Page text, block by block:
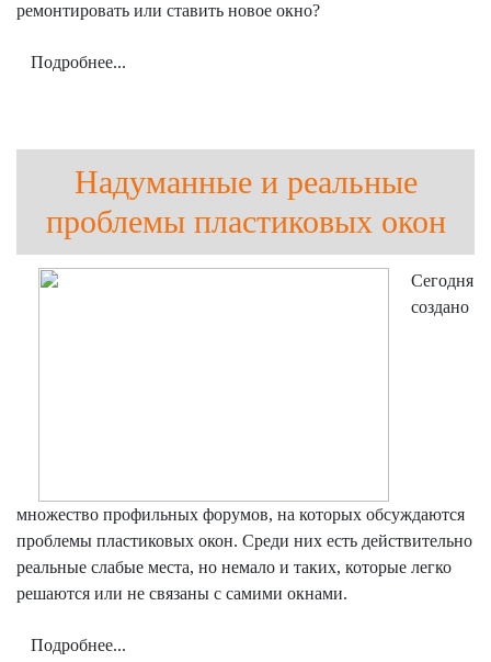
ремонтировать или ставить новое окно?
Подробнее...
Надуманные и реальные
проблемы пластиковых окон
Сегодня
создано
множество профильных форумов, на которых обсуждаются
проблемы пластиковых окон. Среди них есть действительно
реальные слабые места, но немало и таких, которые легко
решаются или не связаны с самими окнами.
Подробнее...